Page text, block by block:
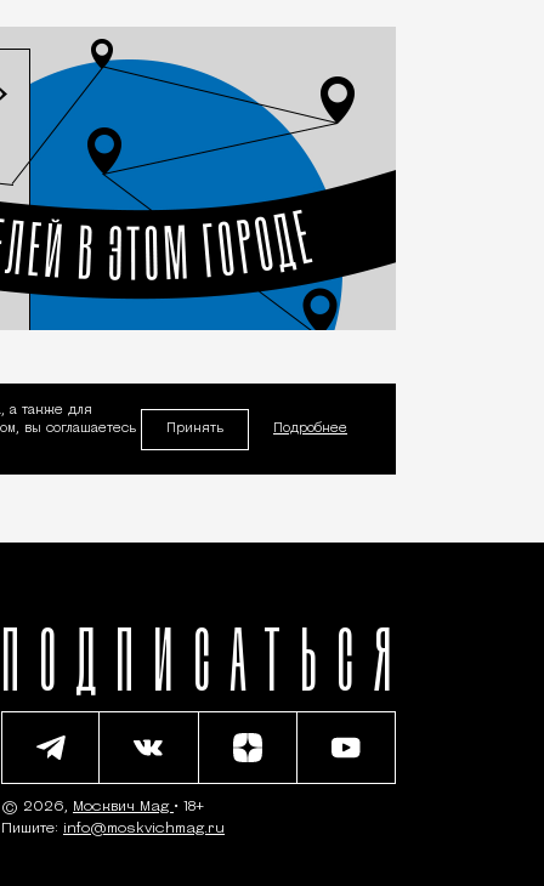
а также для
вы соглашаетесь
Принять Подробнее
ПОДПИСАТЬСЯ
© 2026, Москвич Mag • 18+
Пишите: info@moskvichmag.ru